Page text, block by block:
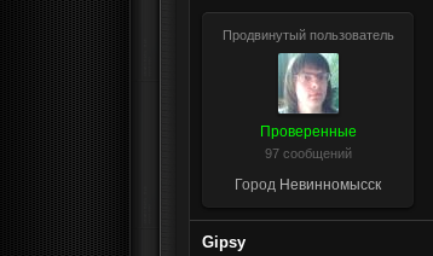
Продвинутый пользователь
Проверенные
97 сообщений
Город Невинномысск
Gipsy